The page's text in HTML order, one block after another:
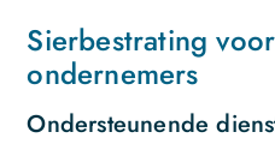
Sierbestrating
ondernemers
Ondersteunende